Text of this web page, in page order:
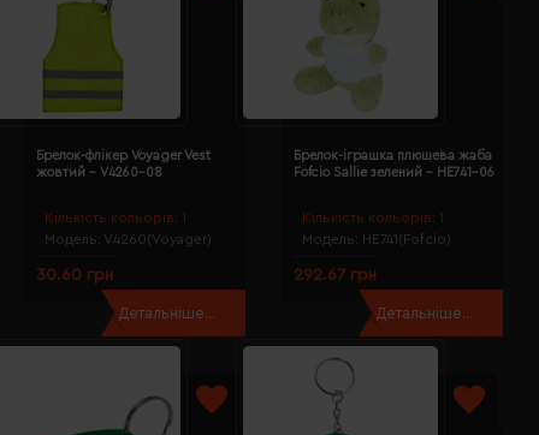
Кількість кольорів: 1
Модель: V4260(Voyager)
Брелок-флікер Voyager Vest
жовтий - V4260-08
30.60 грн
Детальніше...
Кількість кольорів: 1
Модель: HE741(Fofcio)
Брелок-іграшка плюшева жаба
Fofcio Sallie зелений - HE741-06
292.67 грн
Детальніше...